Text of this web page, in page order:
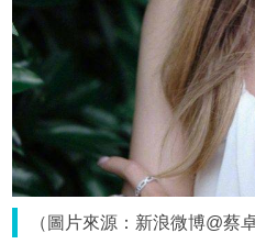
（圖片來源：新浪微博@蔡